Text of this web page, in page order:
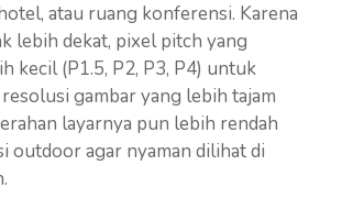
atau ruang konferensi. Karena
lebih dekat, pixel pitch yang
kecil (P1.5, P2, P3, P4) untuk
gambar yang lebih tajam
layarnya pun lebih rendah
outdoor agar nyaman dilihat di